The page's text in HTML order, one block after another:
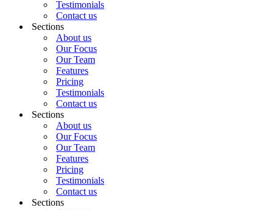
Testimonials
Contact us
Sections
About us
Our Focus
Our Team
Features
Pricing
Testimonials
Contact us
Sections
About us
Our Focus
Our Team
Features
Pricing
Testimonials
Contact us
Sections